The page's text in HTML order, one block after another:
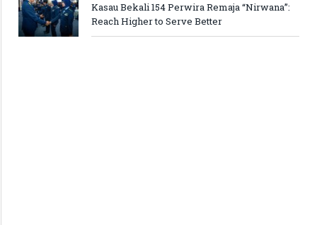
Kasau Bekali 154 Perwira Remaja “Nirwana”:
Reach Higher to Serve Better